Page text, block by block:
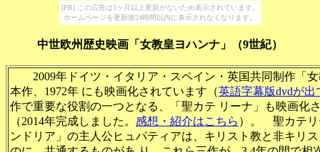
[PR] この広告は3ヶ月以上更新がないため表示されています。
ホームページを更新後24時間以内に表示されなくなります。
中世欧州歴史映画「女教皇ヨハンナ」（9世紀）
2009年ドイツ・イタリア・スペイン・英国共同制作「女
本作、1972年 にも映画化されています（英語字幕版dvdが出
作で重要な役割の一つとなる、「聖カテ リーナ」も映画化
（2014年完成しました。 感想・紹介はこちら ）。 聖カテリ
ンドリア」の主人公ヒュパティアは、キリスト教と非キリ